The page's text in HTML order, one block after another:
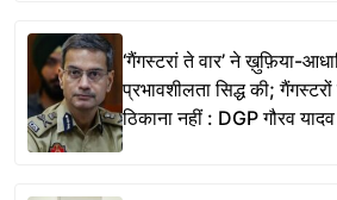
‘गैंगस्टरां ते वार’ ने ख़ुफ़िया-
प्रभावशीलता सिद्ध की;
ठिकाना नहीं : DGP गौरव यादव